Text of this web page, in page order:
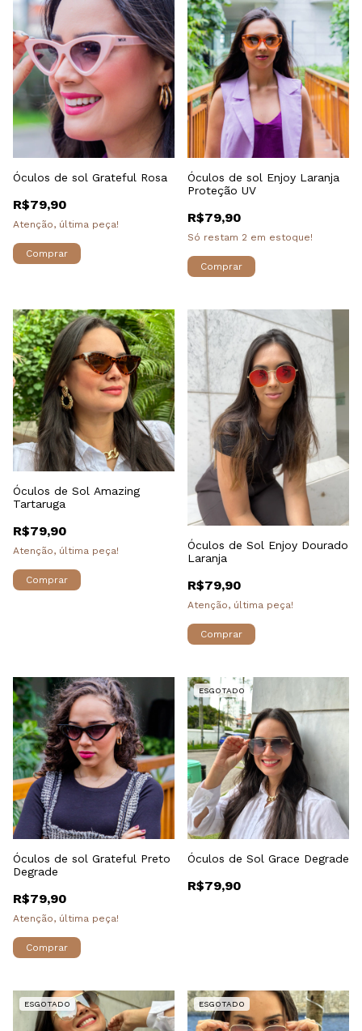
Óculos de sol Grateful Rosa
R$79,90
Atenção, última peça!
Óculos de sol Enjoy Laranja
Proteção UV
R$79,90
Só restam 2 em estoque!
Óculos de Sol Amazing
Tartaruga
R$79,90
Atenção, última peça!
Óculos de Sol Enjoy Dourado
Laranja
R$79,90
Atenção, última peça!
Óculos de sol Grateful Preto
Degrade
R$79,90
Atenção, última peça!
ESGOTADO
Óculos de Sol Grace Degrade
R$79,90
ESGOTADO ESGOTADO